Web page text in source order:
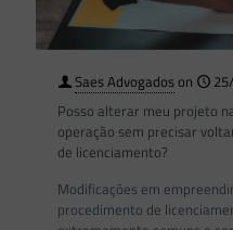
Saes Advogadoson
Posso alterar meu projeto
operação sem precisar
de licenciamento?
Modificações em
procedimento de